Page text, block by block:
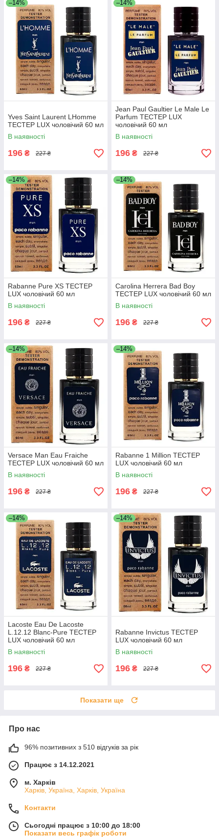
–14%
Yves Saint Laurent LHomme
ТЕСТЕР LUX чоловічий 60 мл
В наявності
196 ₴ 227 ₴
–14%
Jean Paul Gaultier Le Male Le
Parfum ТЕСТЕР LUX
чоловічий 60 мл
В наявності
196 ₴ 227 ₴
–14%
Rabanne Pure XS ТЕСТЕР
LUX чоловічий 60 мл
В наявності
196 ₴ 227 ₴
–14%
Carolina Herrera Bad Boy
ТЕСТЕР LUX чоловічий 60 мл
В наявності
196 ₴ 227 ₴
–14%
Versace Man Eau Fraiche
ТЕСТЕР LUX чоловічий 60 мл
В наявності
196 ₴ 227 ₴
–14%
Rabanne 1 Million ТЕСТЕР
LUX чоловічий 60 мл
В наявності
196 ₴ 227 ₴
–14%
Lacoste Eau De Lacoste
L.12.12 Blanc-Pure ТЕСТЕР
LUX чоловічий 60 мл
В наявності
196 ₴ 227 ₴
–14%
Rabanne Invictus ТЕСТЕР
LUX чоловічий 60 мл
В наявності
196 ₴ 227 ₴
Показати ще
Про нас
96% позитивних з 510 відгуків за рік
Працює з 14.12.2021
м. Харків
Харків, Україна, Харків, Україна
Контакти
Сьогодні працює з 10:00 до 18:00
Показати весь графік роботи